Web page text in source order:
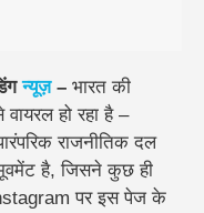
न्यूज़– भारत की
हो रहा है –
राजनीतिक दल
मूवमेंट है, जिसने कुछ ही
पर इस पेज के